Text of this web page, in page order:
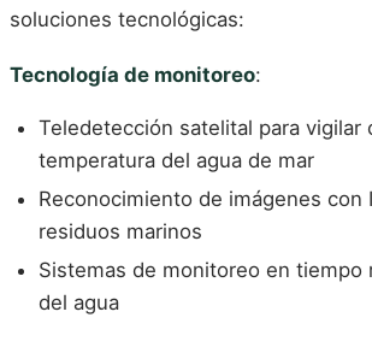
soluciones tecnológicas:
Tecnología de monitoreo:
Teledetección satelital para vigilar
temperatura del agua de mar
Reconocimiento de imágenes con
residuos marinos
Sistemas de monitoreo en tiempo
del agua